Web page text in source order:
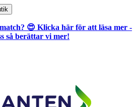
😍 Klicka här för att läsa mer -
så berättar vi mer!